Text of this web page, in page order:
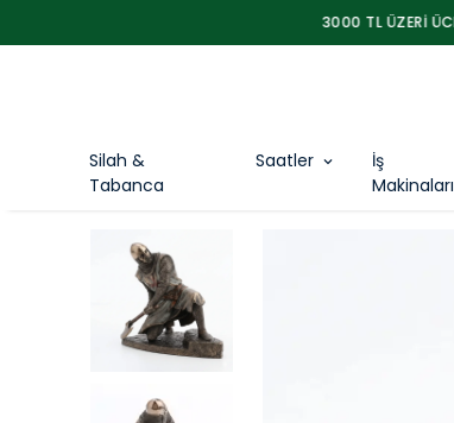
Silah &
Tabanca
Saatler
İş
Makinaları